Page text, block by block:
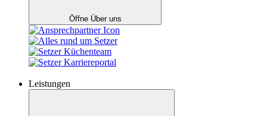
Öffne Über uns
Leistungen